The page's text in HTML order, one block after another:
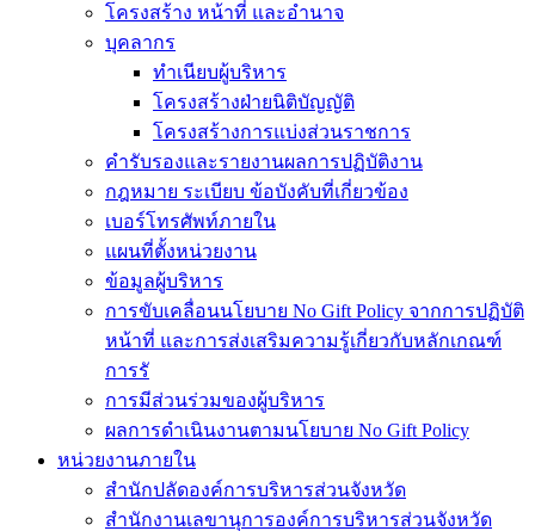
โครงสร้าง หน้าที่ และอำนาจ
บุคลากร
ทำเนียบผู้บริหาร
โครงสร้างฝ่ายนิติบัญญัติ
โครงสร้างการแบ่งส่วนราชการ
คำรับรองและรายงานผลการปฏิบัติงาน
กฎหมาย ระเบียบ ข้อบังคับที่เกี่ยวข้อง
เบอร์โทรศัพท์ภายใน
แผนที่ตั้งหน่วยงาน
ข้อมูลผู้บริหาร
การขับเคลื่อนนโยบาย No Gift Policy จากการปฏิบัติ
หน้าที่ และการส่งเสริมความรู้เกี่ยวกับหลักเกณฑ์
การรั
การมีส่วนร่วมของผู้บริหาร
ผลการดำเนินงานตามนโยบาย No Gift Policy
หน่วยงานภายใน
สำนักปลัดองค์การบริหารส่วนจังหวัด
สำนักงานเลขานุการองค์การบริหารส่วนจังหวัด